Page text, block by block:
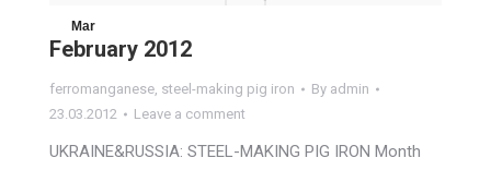
Mar
23
2012
February 2012
ferromanganese, steel-making pig iron By admin
23.03.2012
Leave a comment
UKRAINE&RUSSIA: STEEL-MAKING PIG IRON Month